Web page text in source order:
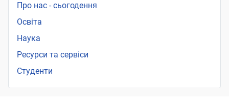
Про нас - сьогодення
Освіта
Наука
Ресурси та сервіси
Студенти